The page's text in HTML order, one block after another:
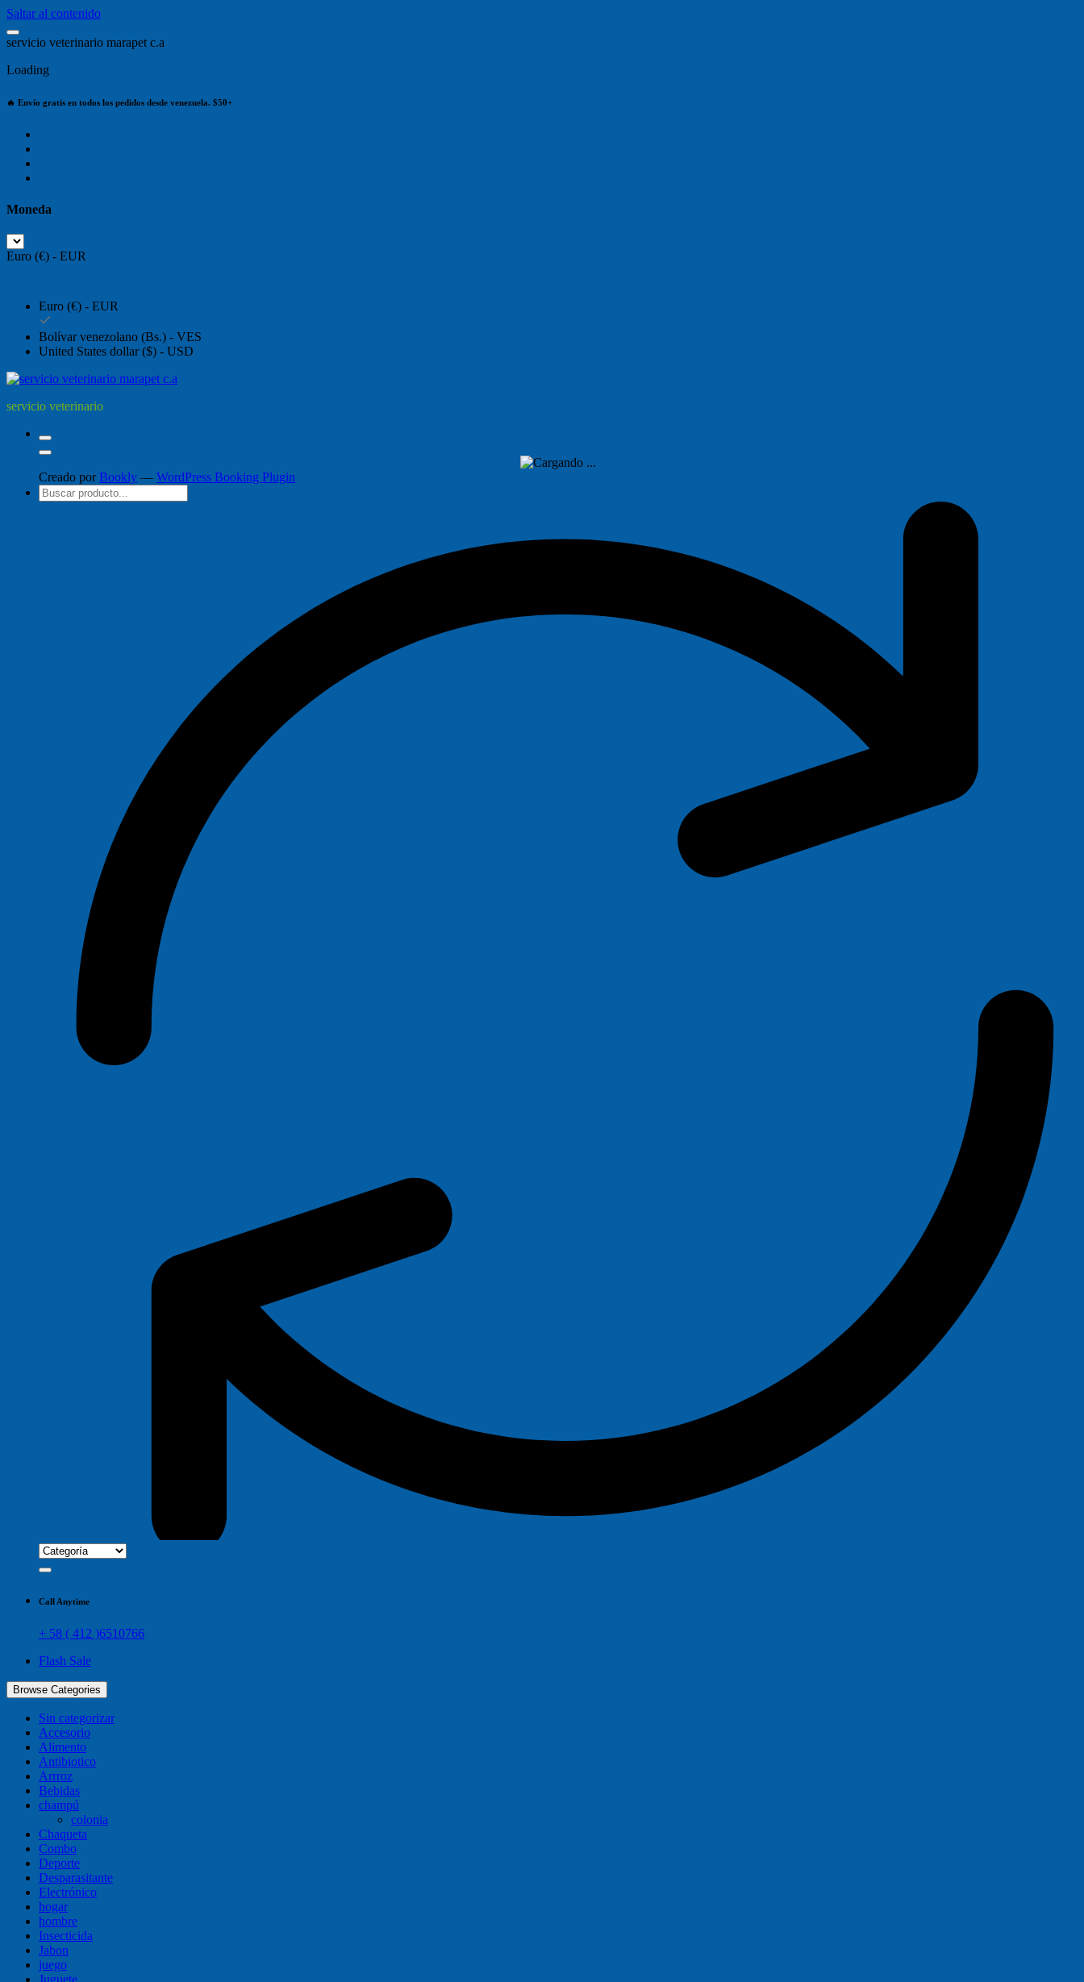
Saltar al contenido
servicio veterinario marapet c.a
Loading
🔥 Envío gratis en todos los pedidos desde venezuela. $50+
Moneda
Euro (€) - EUR
Euro (€) - EUR
Bolívar venezolano (Bs.) - VES
United States dollar ($) - USD
servicio veterinario
Creado por Bookly — WordPress Booking Plugin
Call Anytime
+ 58 ( 412 )6510766
Flash Sale
Browse Categories
Sin categorizar
Accesorio
Alimento
Antibiotico
Arrroz
Bebidas
champú
colonia
Chaqueta
Combo
Deporte
Desparasitante
Electrónico
hogar
hombre
Insecticida
Jabon
juego